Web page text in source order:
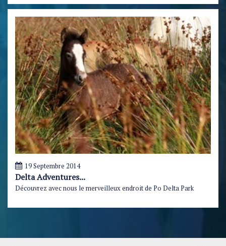
19 Septembre 2014
Delta Adventures...
Découvrez avec nous le merveilleux endroit de Po Delta Park